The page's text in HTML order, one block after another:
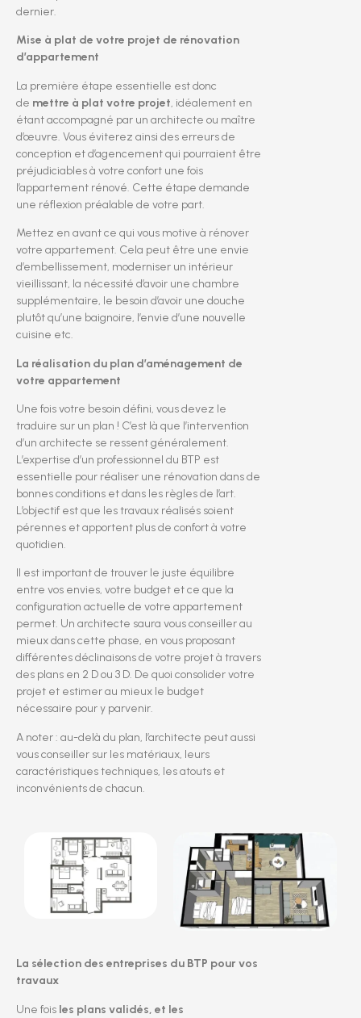
dernier.
Mise à plat de votre projet de rénovation
d’appartement
La première étape essentielle est donc
de mettre à plat votre projet, idéalement en
étant accompagné par un architecte ou maître
d’œuvre. Vous éviterez ainsi des erreurs de
conception et d’agencement qui pourraient être
préjudiciables à votre confort une fois
l’appartement rénové. Cette étape demande
une réflexion préalable de votre part.
Mettez en avant ce qui vous motive à rénover
votre appartement. Cela peut être une envie
d’embellissement, moderniser un intérieur
vieillissant, la nécessité d’avoir une chambre
supplémentaire, le besoin d’avoir une douche
plutôt qu’une baignoire, l’envie d’une nouvelle
cuisine etc.
La réalisation du plan d’aménagement de
votre appartement
Une fois votre besoin défini, vous devez le
traduire sur un plan ! C’est là que l’intervention
d’un architecte se ressent généralement.
L’expertise d’un professionnel du BTP est
essentielle pour réaliser une rénovation dans de
bonnes conditions et dans les règles de l’art.
L’objectif est que les travaux réalisés soient
pérennes et apportent plus de confort à votre
quotidien.
Il est important de trouver le juste équilibre
entre vos envies, votre budget et ce que la
configuration actuelle de votre appartement
permet. Un architecte saura vous conseiller au
mieux dans cette phase, en vous proposant
différentes déclinaisons de votre projet à travers
des plans en 2 D ou 3 D. De quoi consolider votre
projet et estimer au mieux le budget
nécessaire pour y parvenir.
A noter : au-delà du plan, l’architecte peut aussi
vous conseiller sur les matériaux, leurs
caractéristiques techniques, les atouts et
inconvénients de chacun.
La sélection des entreprises du BTP pour vos
travaux
Une fois les plans validés, et les